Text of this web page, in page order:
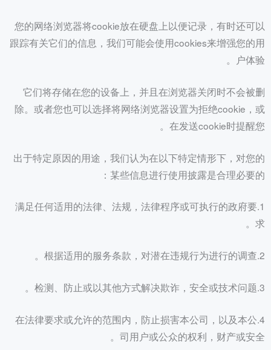
您的网络浏览器将cookie放在硬盘上以便记录，有时还可以
跟踪有关它们的信息，我们可能会使用cookies来增强您的用
户体验。
它们将存储在您的设备上，并且在浏览器关闭时不会被删
除。或者您也可以选择将网络浏览器设置为拒绝cookie，或
在发送cookie时提醒您。
出于特定原因的用途，我们认为在以下特定情形下，对您的
某些信息进行使用披露是合理必要的：
1.满足任何适用的法律、法规，法律程序或可执行的政府要
求。
4.在法律要求或允许的范围内，防止损害本公司，以及本公
司用户或公众的权利，财产或安全。